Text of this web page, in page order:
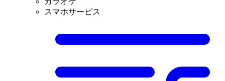
スマホサービス